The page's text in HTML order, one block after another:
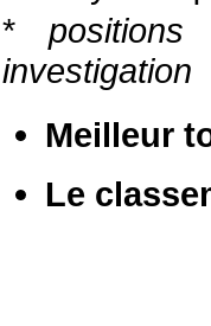
*
investigation
Meilleur
Le